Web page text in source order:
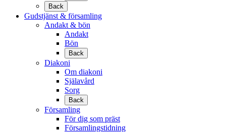
Back
Gudstjänst & församling
Andakt & bön
Andakt
Bön
Back
Diakoni
Om diakoni
Själavård
Sorg
Back
Församling
För dig som präst
Församlingstidning